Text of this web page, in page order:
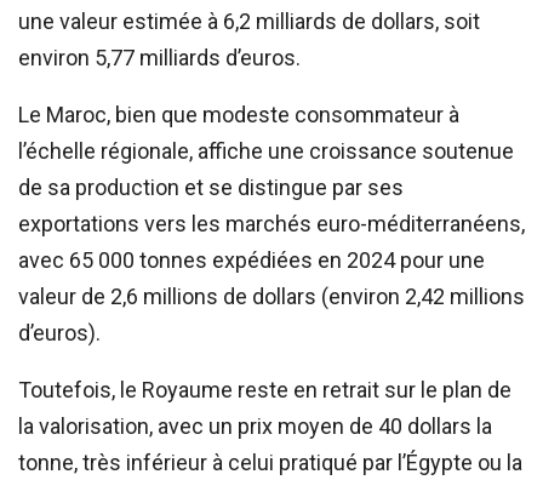
une valeur estimée à 6,2 milliards de dollars, soit
environ 5,77 milliards d’euros.
Le Maroc, bien que modeste consommateur à
l’échelle régionale, affiche une croissance soutenue
de sa production et se distingue par ses
exportations vers les marchés euro-méditerranéens,
avec 65 000 tonnes expédiées en 2024 pour une
valeur de 2,6 millions de dollars (environ 2,42 millions
d’euros).
Toutefois, le Royaume reste en retrait sur le plan de
la valorisation, avec un prix moyen de 40 dollars la
tonne, très inférieur à celui pratiqué par l’Égypte ou la